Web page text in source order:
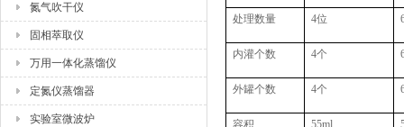
氮气吹干仪
固相萃取仪
万用一体化蒸馏仪
定氮仪蒸馏器
实验室微波炉
处理数量 4位
内灌个数 4个
外罐个数 4个
容积 55ml